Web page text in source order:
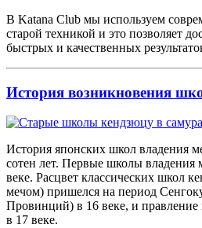
В Katana Club мы используем
старой техникой и это позволяет
быстрых и качественных
История возникновения
История японских школ владения
сотен лет. Первые школы владения
веке. Расцвет классических школ
мечом) пришелся на период
Провинций) в 16 веке, и правление
в 17 веке.